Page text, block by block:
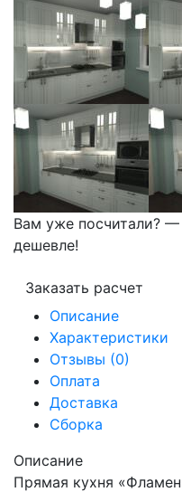
Вам уже посчитали?
дешевле!
Заказать расчет
Описание
Характеристики
Отзывы (0)
Оплата
Доставка
Сборка
Описание
Прямая кухня